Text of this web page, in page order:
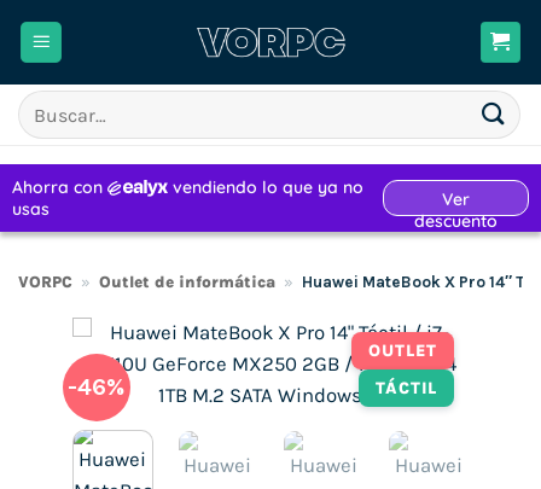
Buscar
por:
VORPC » Outlet de informática » Huawei MateBook X Pro 14″
OUTLET
TÁCTIL
-46%